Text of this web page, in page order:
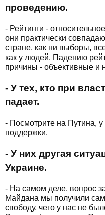
проведению.
- Рейтинги -
они практически
стране, как ни выборы,
как у людей. Падению
причины - объективные и
- У тех, кто при
падает.
- Посмотрите на Путина, у
поддержки.
- У них другая
Украине.
- На самом деле, вопрос
Майдана мы получили
свободу, чего у нас не